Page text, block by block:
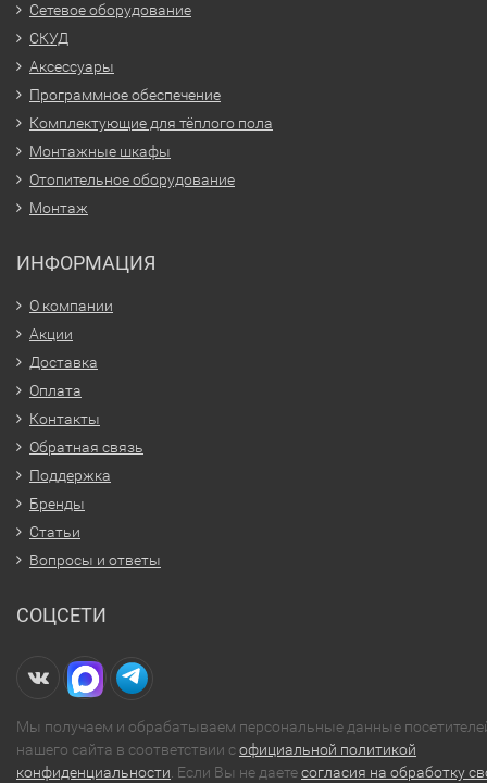
Сетевое оборудование
СКУД
Аксессуары
Программное обеспечение
Комплектующие для тёплого пола
Монтажные шкафы
Отопительное оборудование
Монтаж
ИНФОРМАЦИЯ
О компании
Акции
Доставка
Оплата
Контакты
Обратная связь
Поддержка
Бренды
Статьи
Вопросы и ответы
СОЦСЕТИ
Мы получаем и обрабатываем персональные данные
нашего сайта в соответствии софициальной политикой
конфиденциальности . Если Вы не даетесогласия на обработку